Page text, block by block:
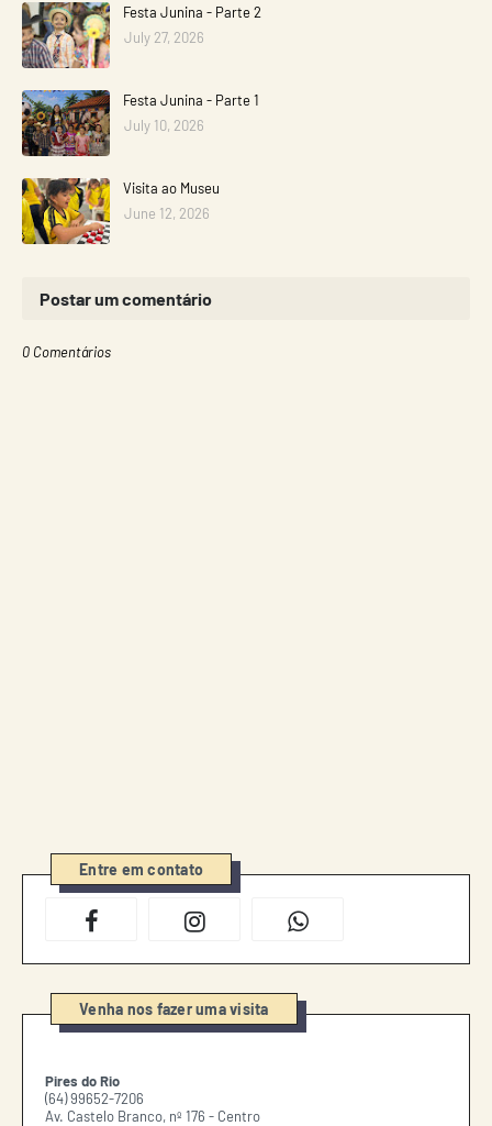
Festa Junina - Parte 2
July 27, 2026
Festa Junina - Parte 1
July 10, 2026
Visita ao Museu
June 12, 2026
Postar um comentário
0 Comentários
Entre em contato
Venha nos fazer uma visita
Pires do Rio
(64) 99652-7206
Av. Castelo Branco, nº 176 - Centro